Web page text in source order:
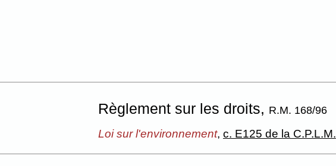
Règlement sur les droits, R.M. 168/96
Loi sur l'environnement, c. E125 de la C.P.L.M.